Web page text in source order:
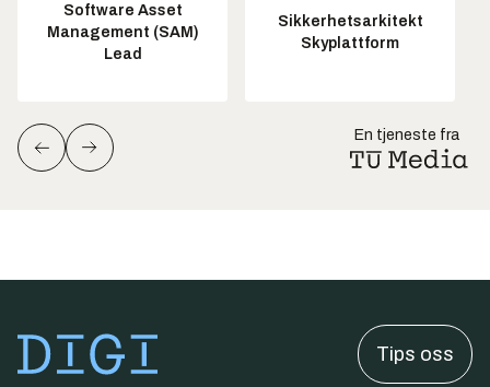
Software Asset
Management (SAM)
Lead
Sikkerhetsarkitekt
Skyplattform
En tjeneste fra
Tips oss